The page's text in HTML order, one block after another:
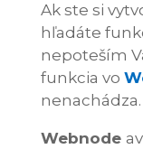
Ak ste si
hľadáte
nepoteším
funkcia vo
nenachádza.
Webnode